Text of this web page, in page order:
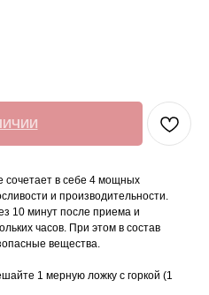
сочетает в себе 4 мощных
и производительности.
10 минут после приема и
часов. При этом в состав
вещества.
1 мерную ложку с горкой (1